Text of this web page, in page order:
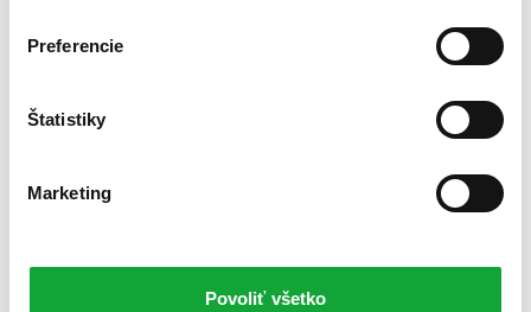
Preferencie
Štatistiky
Marketing
Povoliť všetko